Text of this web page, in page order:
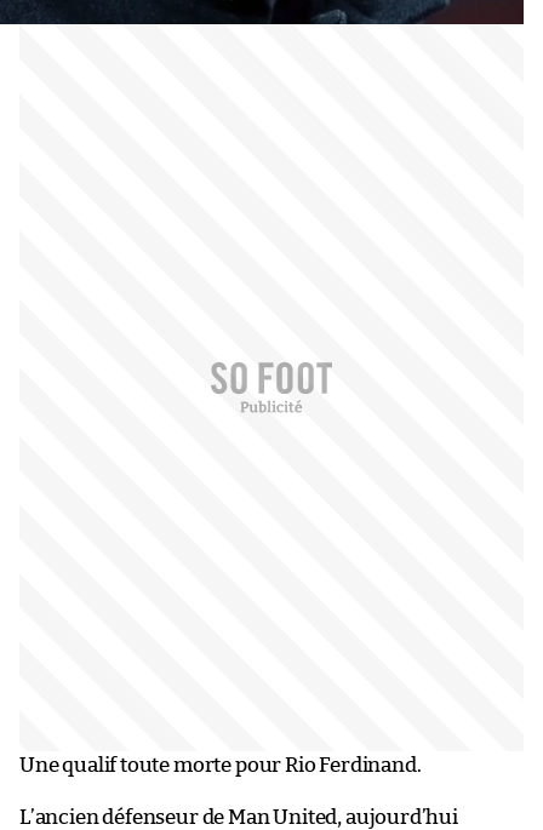
Une qualif toute morte pour Rio Ferdinand.
L’ancien défenseur de Man United, aujourd’hui